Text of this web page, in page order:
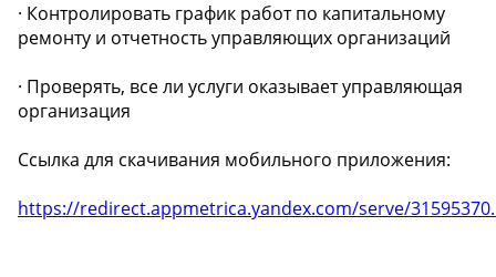
· Контролировать график работ по капитальному
ремонту и отчетность управляющих организаций
· Проверять, все ли услуги оказывает управляющая
организация
Ссылка для скачивания мобильного приложения:
https://redirect.appmetrica.yandex.com/serve/